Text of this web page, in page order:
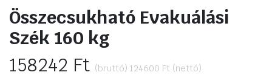
Összecsukható Evakuálási
Szék 160 kg
158242 Ft (bruttó) 124600 Ft (nettó)